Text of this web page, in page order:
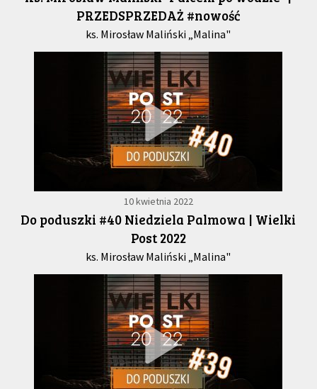
PRZEDSPRZEDAŻ #nowość
ks. Mirosław Maliński „Malina"
10 kwietnia 2022
Do poduszki #40 Niedziela Palmowa | Wielki
Post 2022
ks. Mirosław Maliński „Malina"